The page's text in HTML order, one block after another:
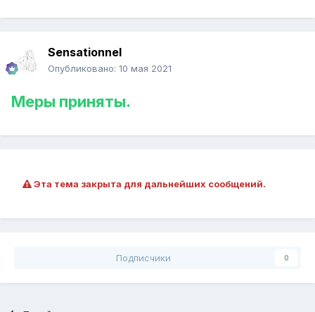
Sensationnel
Опубликовано: 10 мая 2021
Меры приняты.
Эта тема закрыта для дальнейших сообщений.
Подписчики 0